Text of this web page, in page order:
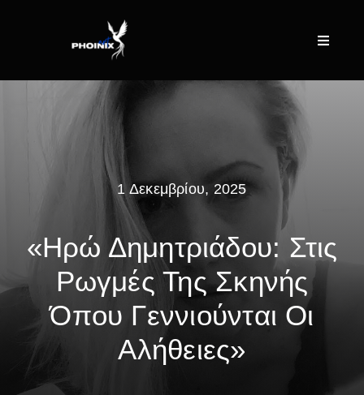
Toggle
Home
Events
Posts
Contact
1 Δεκεμβρίου, 2025
«Ηρώ Δημητριάδου: Στις
Ρωγμές Της Σκηνής
Όπου Γεννιούνται Οι
Αλήθειες»